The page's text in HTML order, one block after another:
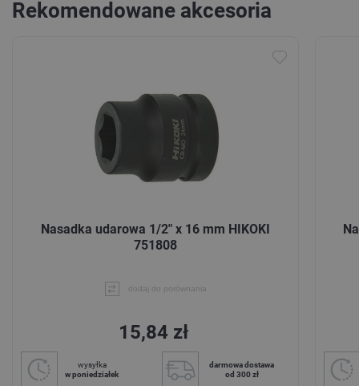
Rekomendowane akcesoria
Nasadka udarowa 1/2" x 16 mm HIKOKI
751808
dodaj do porównania
15,84 zł
wysyłka
w poniedziałek
darmowa dostawa
od 300 zł